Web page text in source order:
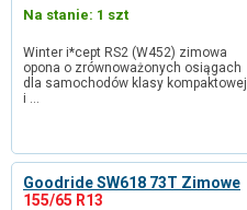
Na stanie: 1 szt
Winter i*cept RS2 (W452) zimowa
opona o zrównoważonych osiągach
dla samochodów klasy kompaktowej
i …
Goodride SW618 73T Zimowe
155/65 R13